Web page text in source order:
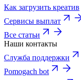
Как загрузить креатив
Сервисы выплат
Все статьи
Наши контакты
Служба поддержки
Pomogach bot